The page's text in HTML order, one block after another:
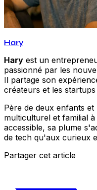
Hary
Hary est un
passionné par les
Il partage son
créateurs et les
Père de deux enfants
multiculturel et familial
accessible, sa plume
de tech qu'aux curieux
Partager cet article